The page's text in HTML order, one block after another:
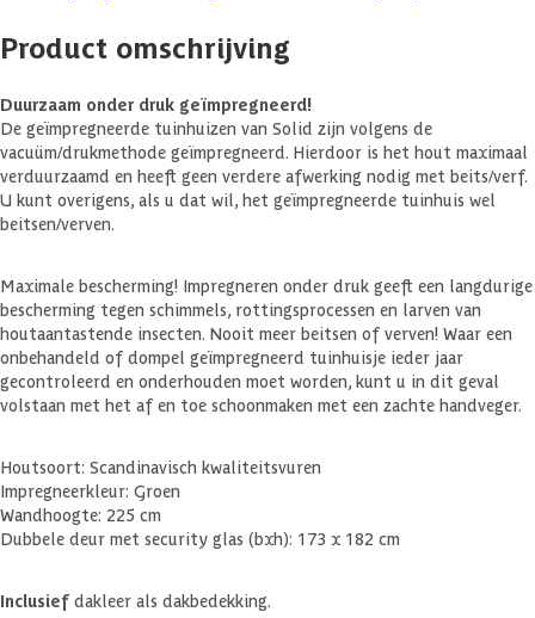
Product omschrijving
Duurzaam onder druk geïmpregneerd!
De geïmpregneerde tuinhuizen van Solid zijn volgens de
vacuüm/drukmethode geïmpregneerd. Hierdoor is het hout maximaal
verduurzaamd en heeft geen verdere afwerking nodig met beits/verf.
U kunt overigens, als u dat wil, het geïmpregneerde tuinhuis wel
beitsen/verven.
Maximale bescherming! Impregneren onder druk geeft een langdurige
bescherming tegen schimmels, rottingsprocessen en larven van
houtaantastende insecten. Nooit meer beitsen of verven! Waar een
onbehandeld of dompel geïmpregneerd tuinhuisje ieder jaar
gecontroleerd en onderhouden moet worden, kunt u in dit geval
volstaan met het af en toe schoonmaken met een zachte handveger.
Houtsoort: Scandinavisch kwaliteitsvuren
Impregneerkleur: Groen
Wandhoogte: 225 cm
Dubbele deur met security glas (bxh): 173 x 182 cm
Inclusief dakleer als dakbedekking.